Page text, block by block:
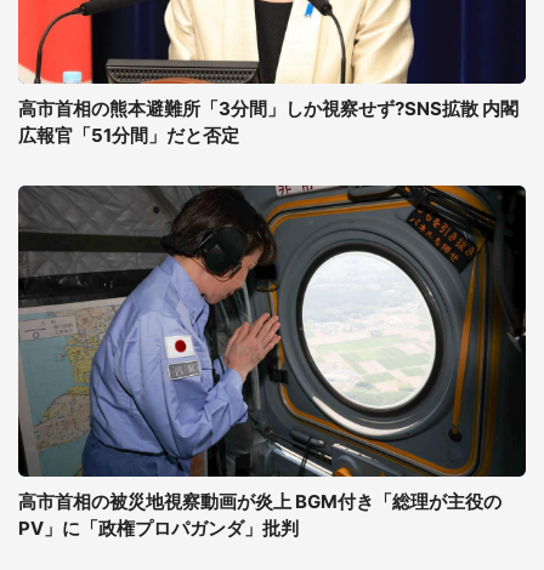
高市首相の熊本避難所「3分間」しか視察せず?SNS拡散 内閣
広報官「51分間」だと否定
高市首相の被災地視察動画が炎上 BGM付き「総理が主役の
PV」に「政権プロパガンダ」批判